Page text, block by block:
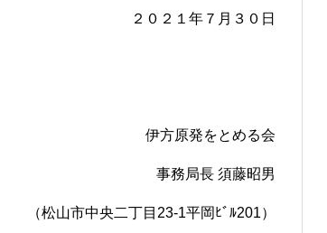
２０２１年７月３０日
伊方原発をとめる会
事務局長 須藤昭男
（松山市中央二丁目23-1平岡ﾋﾞﾙ201）